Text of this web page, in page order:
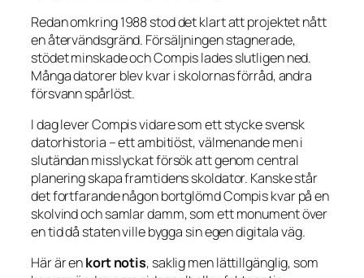
Redan omkring 1988 stod det klart att projektet nått
en återvändsgränd. Försäljningen stagnerade,
stödet minskade och Compis lades slutligen ned.
Många datorer blev kvar i skolornas förråd, andra
försvann spårlöst.
I dag lever Compis vidare som ett stycke svensk
datorhistoria – ett ambitiöst, välmenande men i
slutändan misslyckat försök att genom central
planering skapa framtidens skoldator. Kanske står
det fortfarande någon bortglömd Compis kvar på en
skolvind och samlar damm, som ett monument över
en tid då staten ville bygga sin egen digitala väg.
Här är enkort notis, saklig men lättillgänglig, som